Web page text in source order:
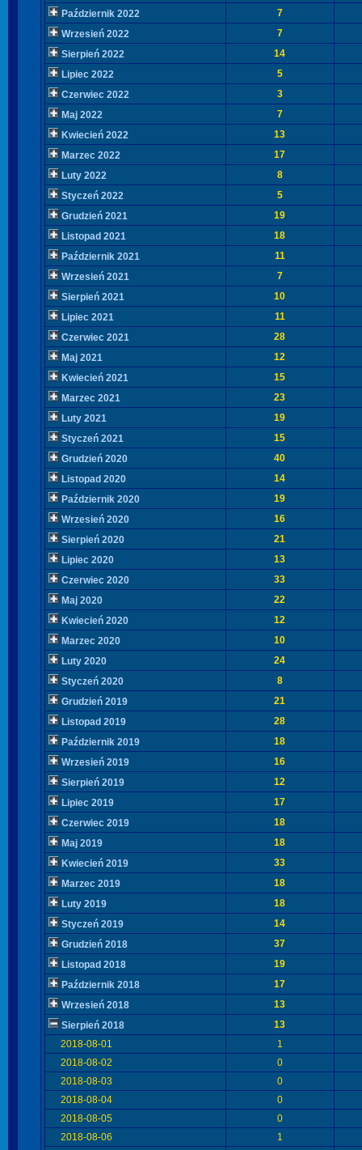
Październik 2022
7
Wrzesień 2022
7
Sierpień 2022
14
Lipiec 2022
5
Czerwiec 2022
3
Maj 2022
7
Kwiecień 2022
13
Marzec 2022
17
Luty 2022
8
Styczeń 2022
5
Grudzień 2021
19
Listopad 2021
18
Październik 2021
11
Wrzesień 2021
7
Sierpień 2021
10
Lipiec 2021
11
Czerwiec 2021
28
Maj 2021
12
Kwiecień 2021
15
Marzec 2021
23
Luty 2021
19
Styczeń 2021
15
Grudzień 2020
40
Listopad 2020
14
Październik 2020
19
Wrzesień 2020
16
Sierpień 2020
21
Lipiec 2020
13
Czerwiec 2020
33
Maj 2020
22
Kwiecień 2020
12
Marzec 2020
10
Luty 2020
24
Styczeń 2020
8
Grudzień 2019
21
Listopad 2019
28
Październik 2019
18
Wrzesień 2019
16
Sierpień 2019
12
Lipiec 2019
17
Czerwiec 2019
18
Maj 2019
18
Kwiecień 2019
33
Marzec 2019
18
Luty 2019
18
Styczeń 2019
14
Grudzień 2018
37
Listopad 2018
19
Październik 2018
17
Wrzesień 2018
13
Sierpień 2018
13
2018-08-01
1
2018-08-02
0
2018-08-03
0
2018-08-04
0
2018-08-05
0
2018-08-06
1